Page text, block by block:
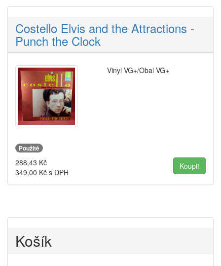
Costello Elvis and the Attractions -
Punch the Clock
Vinyl VG+/Obal VG+
Použité
288,43 Kč
349,00 Kč s DPH
Košík